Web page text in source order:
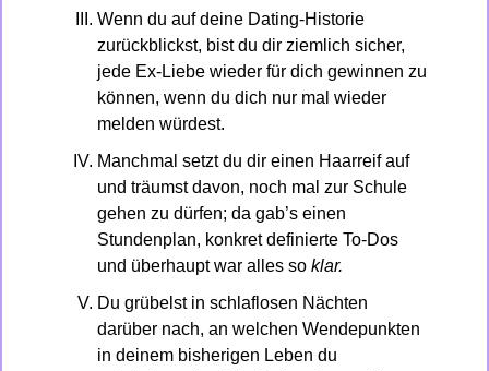
Wenn du auf deine Dating-Historie
zurückblickst, bist du dir ziemlich sicher,
jede Ex-Liebe wieder für dich gewinnen zu
können, wenn du dich nur mal wieder
melden würdest.
Manchmal setzt du dir einen Haarreif auf
und träumst davon, noch mal zur Schule
gehen zu dürfen; da gab’s einen
Stundenplan, konkret definierte To-Dos
und überhaupt war alles so klar.
Du grübelst in schlaflosen Nächten
darüber nach, an welchen Wendepunkten
in deinem bisherigen Leben du